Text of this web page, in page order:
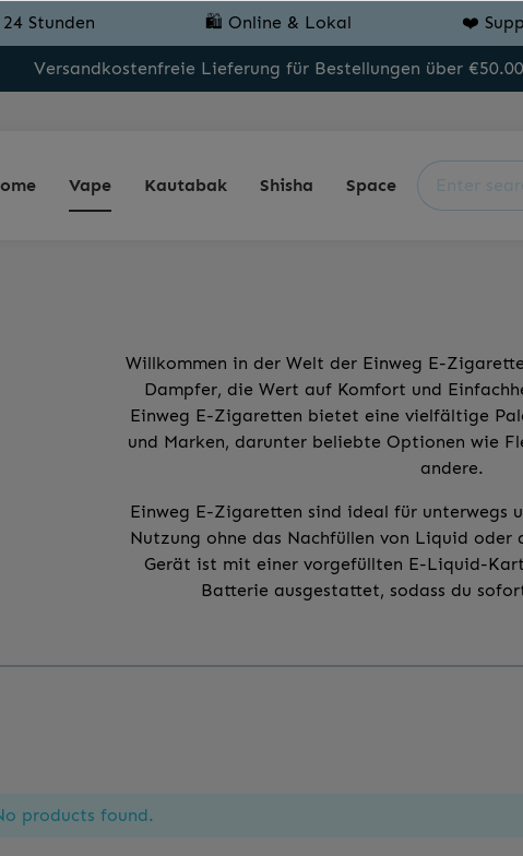
Stunden 🛍️ Online & Lokal ❤️
Versandkostenfreie Lieferung für Bestellungen über €50.00
Vape Kautabak Shisha Space
Willkommen in der Welt der Einweg E-
Dampfer, die Wert auf Komfort und
Einweg E-Zigaretten bietet eine vielfältige
und Marken, darunter beliebte Optionen wie
andere.
Einweg E-Zigaretten sind ideal für unterwegs
Nutzung ohne das Nachfüllen von Liquid oder
Gerät ist mit einer vorgefüllten E-Liquid-
Batterie ausgestattet, sodass du
products found.